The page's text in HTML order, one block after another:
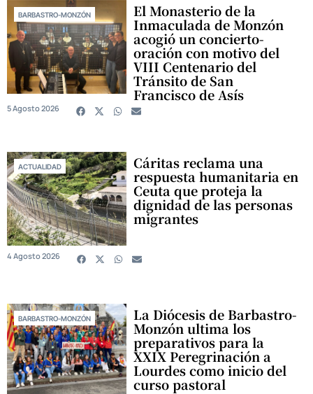
BARBASTRO-MONZÓN El Monasterio de la
Inmaculada de Monzón
acogió un concierto-
oración con motivo del
VIII Centenario del
Tránsito de San
Francisco de Asís
5 Agosto 2026
ACTUALIDAD Cáritas reclama una
respuesta humanitaria en
Ceuta que proteja la
dignidad de las personas
migrantes
4 Agosto 2026
BARBASTRO-MONZÓN La Diócesis de Barbastro-
Monzón ultima los
preparativos para la
XXIX Peregrinación a
Lourdes como inicio del
curso pastoral